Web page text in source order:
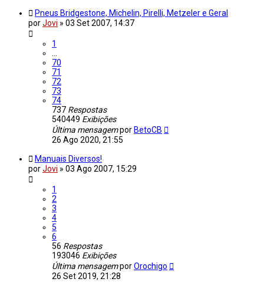
Pneus Bridgestone, Michelin, Pirelli, Metzeler e Geral
porJovi » 03 Set 2007, 14:37
1
…
70
71
72
73
74
737 Respostas
540449 Exibições
Última mensagempor BetoCB
26 Ago 2020, 21:55
Manuais Diversos!
porJovi » 03 Ago 2007, 15:29
1
2
3
4
5
6
56 Respostas
193046 Exibições
Última mensagemporOrochigo
26 Set 2019, 21:28